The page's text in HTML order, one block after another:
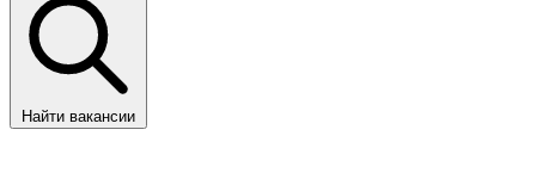
Найти вакансии